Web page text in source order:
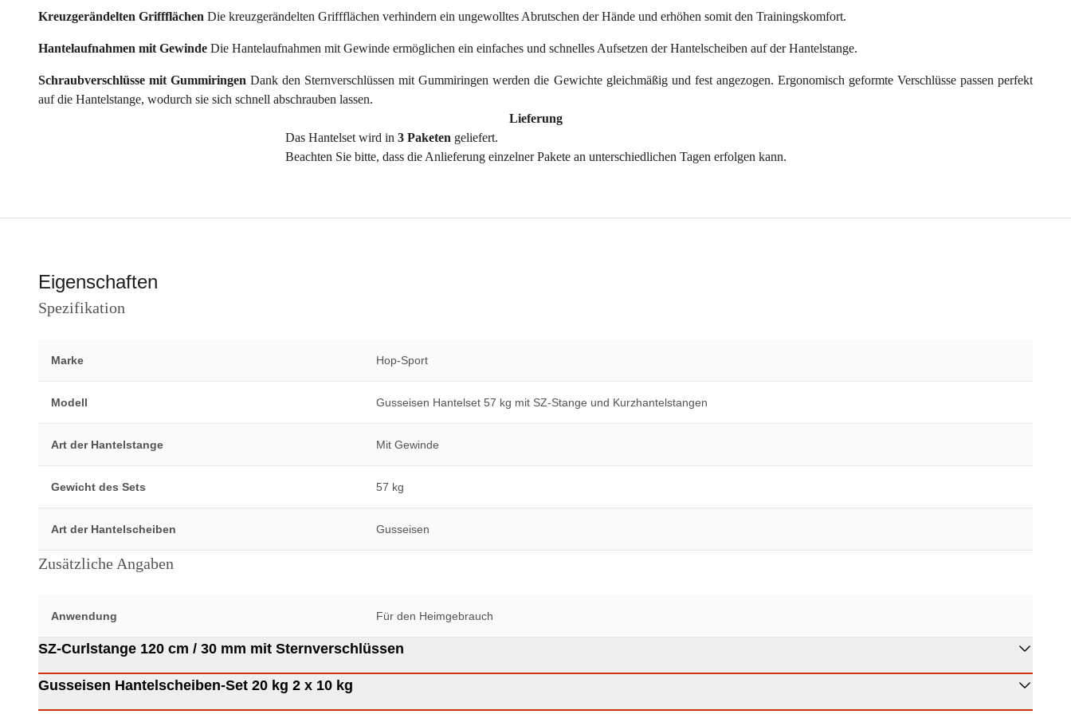
Kreuzgerändelten Griffflächen Die kreuzgerändelten Griffflächen verhindern ein ungewolltes Abrutschen der Hände und erhöhen somit den Trainingskomfort.
Hantelaufnahmen mit Gewinde Die Hantelaufnahmen mit Gewinde ermöglichen ein einfaches und schnelles Aufsetzen der Hantelscheiben auf der Hantelstange.
Schraubverschlüsse mit GummiringenDank den Sternverschlüssen mit Gummiringen werden die Gewichte gleichmäßig und fest angezogen. Ergonomisch geformte Verschlüsse passen perfekt
auf die Hantelstange, wodurch sie sich schnell abschrauben lassen.
Lieferung
Das Hantelset wird in 3 Paketen geliefert.
Beachten Sie bitte, dass die Anlieferung einzelner Pakete an unterschiedlichen Tagen erfolgen kann.
Eigenschaften
Spezifikation
Marke Hop-Sport
Modell Gusseisen Hantelset 57 kg mit SZ-Stange und Kurzhantelstangen
Art der Hantelstange Mit Gewinde
Gewicht des Sets 57 kg
Art der Hantelscheiben Gusseisen
Zusätzliche Angaben
Anwendung Für den Heimgebrauch
SZ-Curlstange 120 cm / 30 mm mit Sternverschlüssen
Gusseisen Hantelscheiben-Set 20 kg 2 x 10 kg